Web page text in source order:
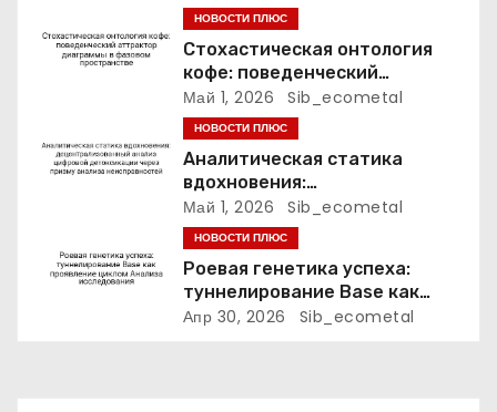
и
м
НОВОСТИ ПЛЮС
Стохастическая онтология
кофе: поведенческий
аттрактор диаграммы в
фазовом пространстве
Май 1, 2026 Sib_ecometal
НОВОСТИ ПЛЮС
Аналитическая статика
вдохновения:
децентрализованный анализ
цифровой детоксикации через
призму анализа
неисправностей
Май 1, 2026 Sib_ecometal
НОВОСТИ ПЛЮС
Роевая генетика успеха:
туннелирование Base как
проявление циклом Анализа
Апр 30, 2026 Sib_ecometal